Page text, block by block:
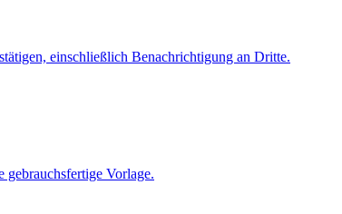
einschließlich Benachrichtigung an Dritte.
Vorlage.